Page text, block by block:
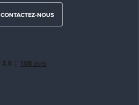
CONTACTEZ-NOUS